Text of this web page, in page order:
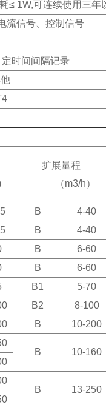
1W,可连续使用三年
流信号、控制信号
时间间隔记录
扩展量程
（m3/h）
B
4-40
B
4-40
B
6-60
B 6-60
B1
5-70
B2
8-100
B 10-200
B
10-160
B
13-250